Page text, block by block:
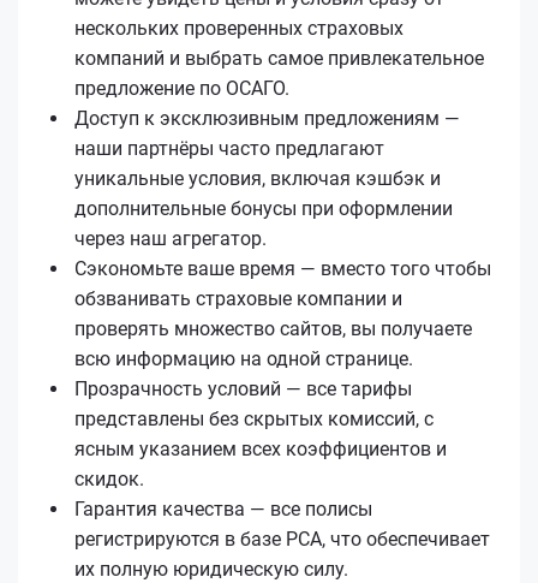
нескольких проверенных страховых
компаний и выбрать самое привлекательное
предложение по ОСАГО.
Доступ к эксклюзивным предложениям —
наши партнёры часто предлагают
уникальные условия, включая кэшбэк и
дополнительные бонусы при оформлении
через наш агрегатор.
Сэкономьте ваше время — вместо того чтобы
обзванивать страховые компании и
проверять множество сайтов, вы получаете
всю информацию на одной странице.
Прозрачность условий — все тарифы
представлены без скрытых комиссий, с
ясным указанием всех коэффициентов и
скидок.
Гарантия качества — все полисы
регистрируются в базе РСА, что обеспечивает
их полную юридическую силу.